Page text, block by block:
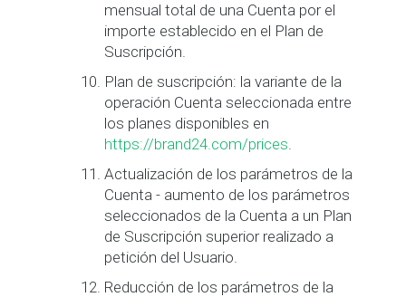
mensual total de una Cuenta por el
importe establecido en el Plan de
Suscripción.
Plan de suscripción: la variante de la
operación Cuenta seleccionada entre
los planes disponibles en
https://brand24.com/prices.
Actualización de los parámetros de la
Cuenta - aumento de los parámetros
seleccionados de la Cuenta a un Plan
de Suscripción superior realizado a
petición del Usuario.
Reducción de los parámetros de la